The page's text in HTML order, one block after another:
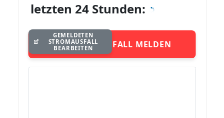
letzten 24 Stunden:
STROMAUSFALL MELDEN
GEMELDETEN
STROMAUSFALL
BEARBEITEN